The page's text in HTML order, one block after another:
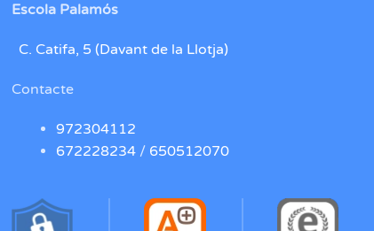
Escola Palamós
C. Catifa, 5 (Davant de la Llotja)
Contacte
972304112
672228234 / 650512070